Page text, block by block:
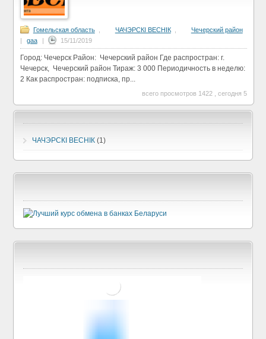
Гомельская область ЧАЧЭРСКI ВЕСНIК
Чечерский район
|
gaa | 15/11/2019
Город: Чечерск Район: Чечерский район Где распростран: г.
Чечерск, Чечерский район Тираж: 3 000 Периодичность в неделю:
2 Как распростран: подписка, пр...
всего просмотров 1422 , сегодня 5
ЧАЧЭРСКI ВЕСНIК (1)